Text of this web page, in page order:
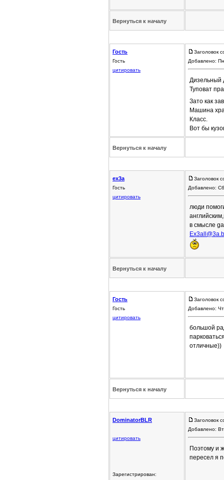
Вернуться к началу
Гость
Гость
цитировать
Заголовок
Добавлено:
Дизельный
Туповат
Зато как
Машина
Класс.
Вот бы
Вернуться к началу
ex3a
Гость
цитировать
Заголовок
Добавлено:
люди
в смысле
Вернуться к началу
Гость
Гость
цитировать
Заголовок
Добавлено:
большой
отличные))
Вернуться к началу
DominatorBLR
цитировать
Зарегистрирован:
Заголовок
Добавлено:
Поэтому и
пересел я